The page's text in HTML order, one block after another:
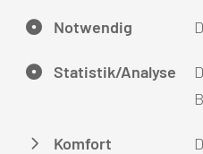
Notwendig
Statistik/Analyse
Komfort